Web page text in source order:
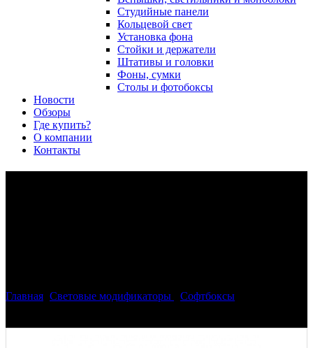
Студийные панели
Кольцевой свет
Установка фона
Стойки и держатели
Штативы и головки
Фоны, сумки
Столы и фотобоксы
Новости
Обзоры
Где купить?
О компании
Контакты
Главная Световые модификаторы Софтбоксы